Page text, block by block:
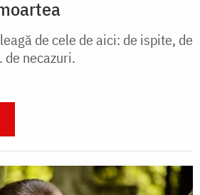
de cele de aici: de ispite, de
de necazuri.